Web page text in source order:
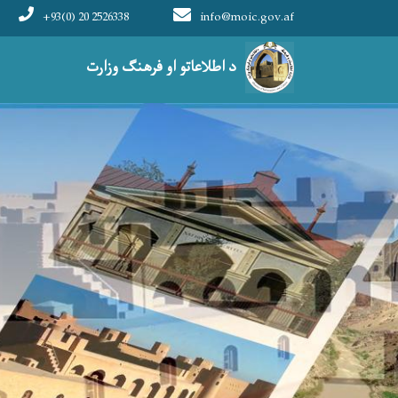
د اطلاعاتو او فرهنګ وزارت
info@moic.gov.af
+93(0) 20 2526338
Main navigation